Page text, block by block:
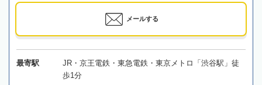
メールする
最寄駅
JR・京王電鉄・東急電鉄・東京メトロ「渋谷駅」徒
歩1分